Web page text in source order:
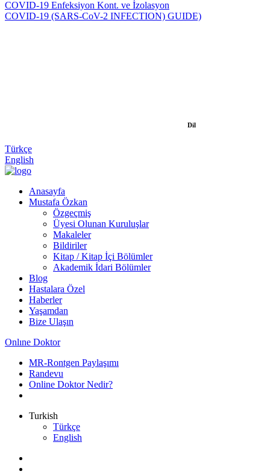
COVID-19 Enfeksiyon Kont. ve İzolasyon
COVID-19 (SARS-CoV-2 INFECTION) GUIDE)
Dil
Türkçe
English
Anasayfa
Mustafa Özkan
Özgeçmiş
Üyesi Olunan Kuruluşlar
Makaleler
Bildiriler
Kitap / Kitap İçi Bölümler
Akademik İdari Bölümler
Blog
Hastalara Özel
Haberler
Yaşamdan
Bize Ulaşın
Onlıne Doktor
MR-Rontgen Paylaşımı
Randevu
Online Doktor Nedir?
Turkish
Türkçe
English